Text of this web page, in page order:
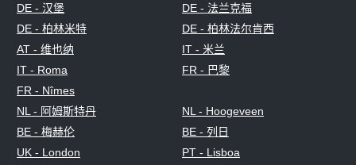
DE - 汉堡
DE - 法兰克福
DE - 柏林米特
DE - 柏林法尔肯西
AT - 维也纳
IT - 米兰
IT - Roma
FR - 巴黎
FR - Nîmes
NL - 阿姆斯特丹
NL - Hoogeveen
BE - 梅赫伦
BE - 列日
UK - London
PT - Lisboa